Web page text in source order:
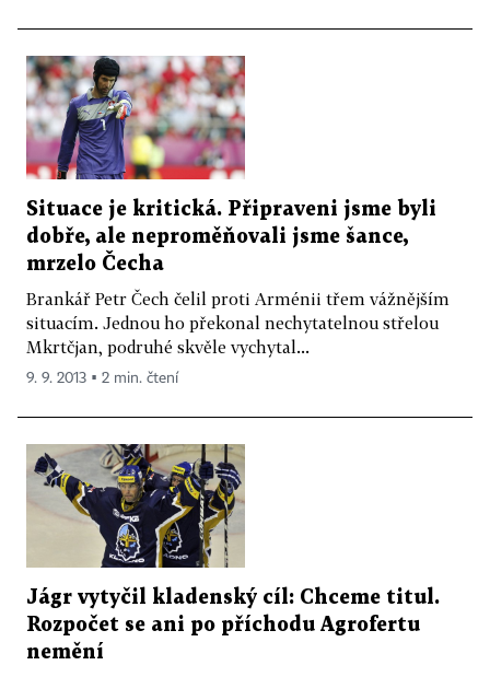
Situace je kritická. Připraveni jsme byli
dobře, ale neproměňovali jsme šance,
mrzelo Čecha
Brankář Petr Čech čelil proti Arménii třem vážnějším
situacím. Jednou ho překonal nechytatelnou střelou
Mkrtčjan, podruhé skvěle vychytal...
9. 9. 2013 ▪ 2 min. čtení
Jágr vytyčil kladenský cíl: Chceme titul.
Rozpočet se ani po příchodu Agrofertu
nemění